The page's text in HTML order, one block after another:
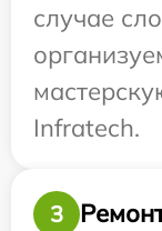
случае
Infratech.
3